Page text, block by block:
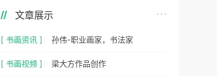
文章展示
[ 书画资讯 ] 孙伟-职业画家，书法家
[ 书画视频 ] 梁大方作品创作